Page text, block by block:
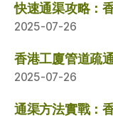
快速通渠攻略：
2025-07-26
香港工廈管道疏
2025-07-26
通渠方法實戰：